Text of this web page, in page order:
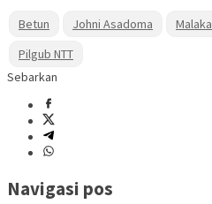
Betun Johni Asadoma Malaka
Pilgub NTT
Sebarkan
Navigasi pos